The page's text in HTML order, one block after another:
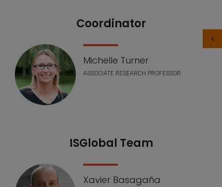
Nuestro equipoCoordinator
Michelle Turner
ASSOCIATE RESEARCH PROFESSOR
ISGlobal Team
Xavier Basagaña